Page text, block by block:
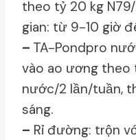
theo tỷ 20 kg
gian: từ 9-10 giờ
– TA-Pondpro
vào ao ương theo
nước/2 lần/tuần,
sáng.
– Rỉ đường: trộn